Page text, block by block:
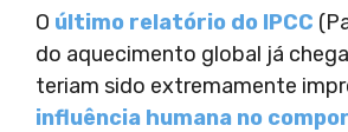
O último relatório do IPCC
do aquecimento global já
teriam sido extremamente
influência humana no